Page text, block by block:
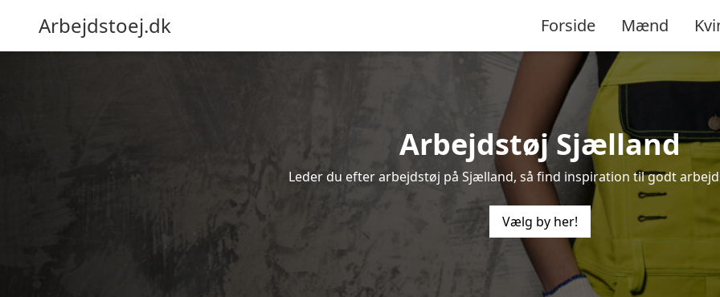
Arbejdstoej.dk Forside Mænd
Arbejdstøj Sjælland
Leder du efter arbejdstøj på Sjælland, så find inspiration til godt
Vælg by her!